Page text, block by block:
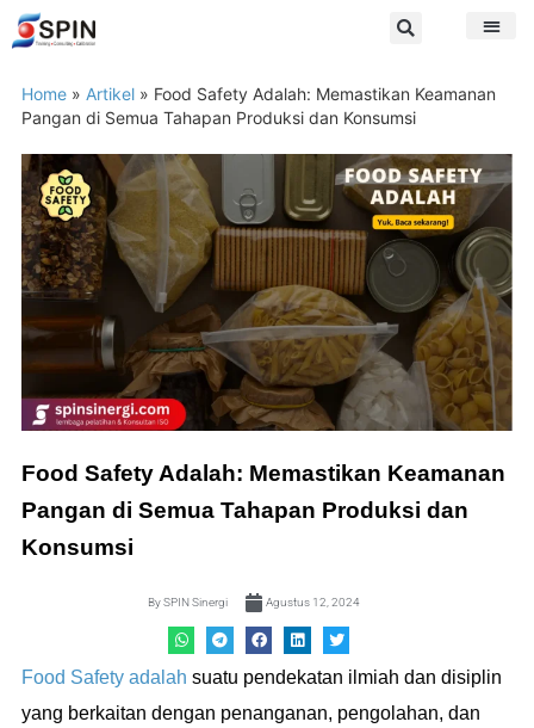
Home » Artikel » Food Safety Adalah: Memastikan Keamanan
Pangan di Semua Tahapan Produksi dan Konsumsi
Food Safety Adalah: Memastikan Keamanan
Pangan di Semua Tahapan Produksi dan
Konsumsi
BySPIN Sinergi Agustus 12, 2024
Food Safety adalah suatu pendekatan ilmiah dan disiplin
yang berkaitan dengan penanganan, pengolahan, dan